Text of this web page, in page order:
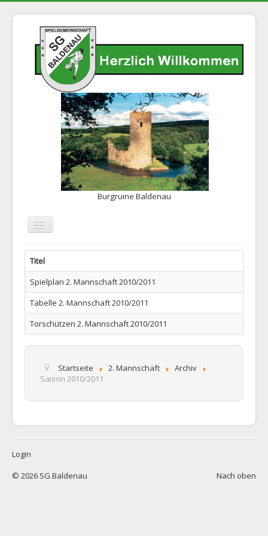
Burgruine Baldenau
Navigation
1. Mannschaft
2. Mannschaft
AH
Statistiken
Die SG
Links
Neuigkeiten
Datenschutz
Titel
Spielplan 2. Mannschaft 2010/2011
Tabelle 2. Mannschaft 2010/2011
Torschützen 2. Mannschaft 2010/2011
Startseite 2. Mannschaft
Archiv
Saison 2010/2011
Login
Nach oben
© 2026 SG Baldenau